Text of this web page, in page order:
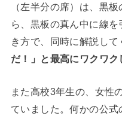
（左半分の席）は、黒
ら、黒板の真ん中に線
き方で、同時に解説して
だ！」と最高にワクワク
また高校3年生の、女性
ていました。何かの公